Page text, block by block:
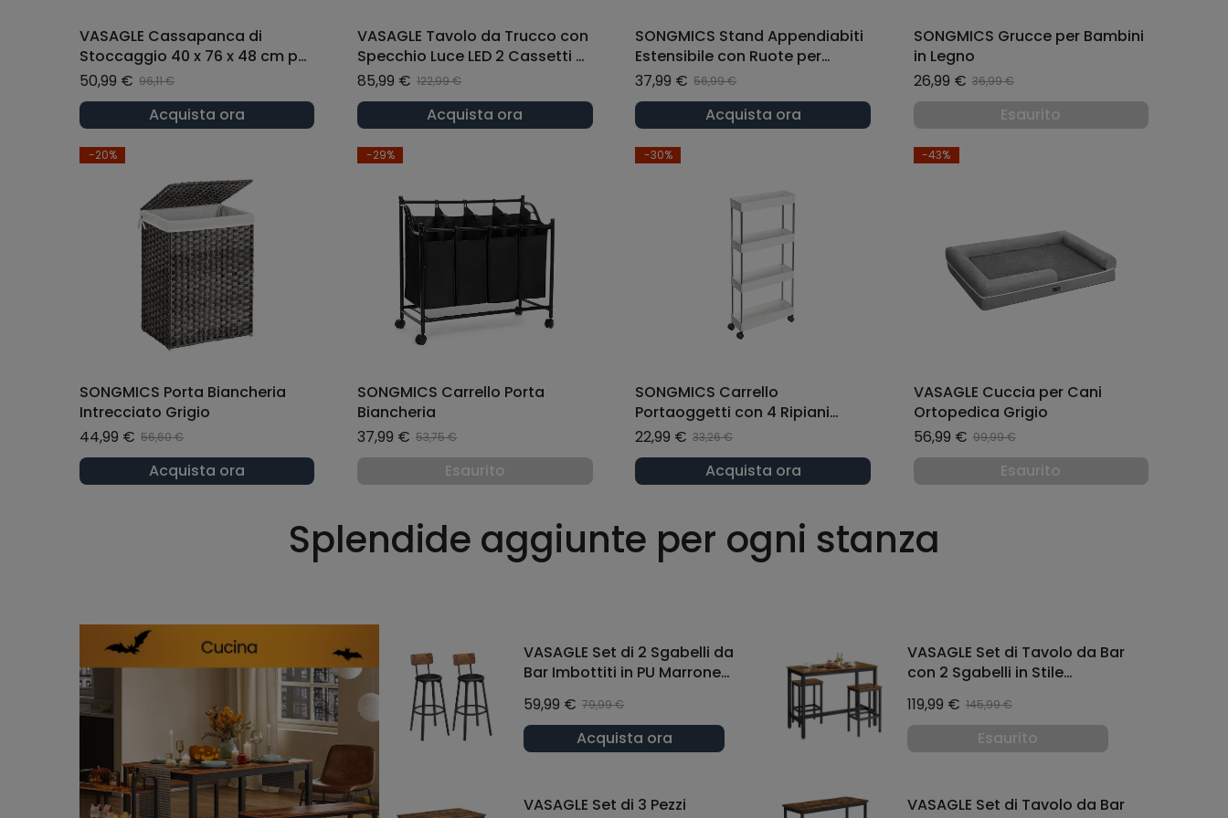
VASAGLE Cassapanca di
Stoccaggio 40 x 76 x 48 cm per
Corridoio Soggiorno Bianco
50,99 € 96,11 €
Acquista ora
VASAGLE Tavolo da Trucco con
Specchio Luce LED 2 Cassetti e
3 Scomparti Bianco
85,99 € 122,99 €
Acquista ora
SONGMICS Stand Appendiabiti
Estensibile con Ruote per
Carichi Pesanti Portatile
Argento
37,99 € 56,99 €
Acquista ora
SONGMICS Grucce per Bambini
in Legno
26,99 € 36,99 €
Esaurito
-20%
SONGMICS Porta Biancheria
Intrecciato Grigio
44,99 € 56,60 €
Acquista ora
-29%
SONGMICS Carrello Porta
Biancheria
37,99 € 53,75 €
Esaurito
-30%
SONGMICS Carrello
Portaoggetti con 4 Ripiani
Mobili in Plastica 42 x 13,5 x 87
cm Bianco
22,99 € 33,26 €
Acquista ora
-43%
VASAGLE Cuccia per Cani
Ortopedica Grigio
56,99 € 99,99 €
Esaurito
Splendide aggiunte per ogni stanza
VASAGLE Set di 2 Sgabelli da
Bar Imbottiti in PU Marrone
59,99 € 79,99 €
Acquista ora
VASAGLE Set di Tavolo da Bar
con 2 Sgabelli in Stile
119,99 € 145,99 €
Esaurito
VASAGLE Set di 3 Pezzi
VASAGLE Set di Tavolo da Bar